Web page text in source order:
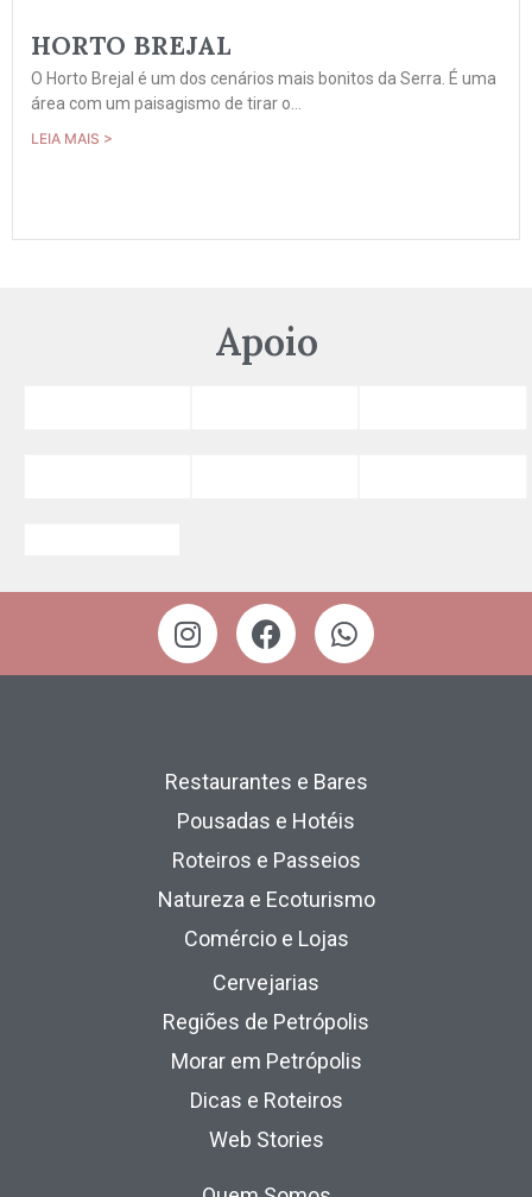
HORTO BREJAL
O Horto Brejal é um dos cenários mais bonitos da Serra. É uma
área com um paisagismo de tirar o...
LEIA MAIS >
Apoio
Restaurantes e Bares
Pousadas e Hotéis
Roteiros e Passeios
Natureza e Ecoturismo
Comércio e Lojas
Cervejarias
Regiões de Petrópolis
Morar em Petrópolis
Dicas e Roteiros
Web Stories